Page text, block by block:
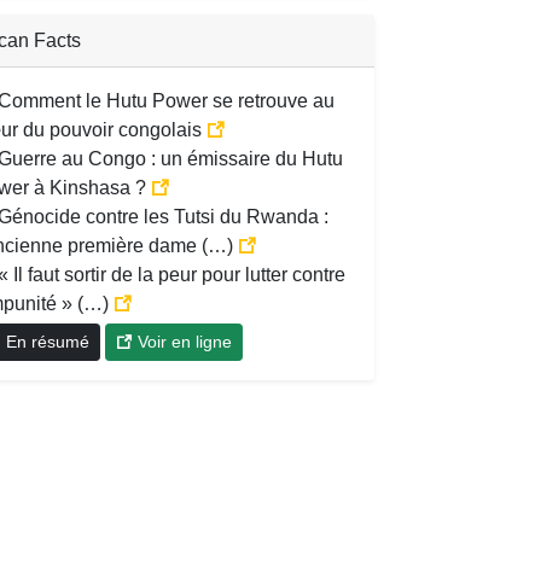
Facts
le Hutu Power se retrouve au
du pouvoir congolais
au Congo : un émissaire du Hutu
à Kinshasa ?
contre les Tutsi du Rwanda :
première dame (…)
Il faut sortir de la peur pour lutter contre
» (…)
En résumé Voir en ligne